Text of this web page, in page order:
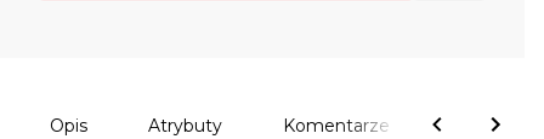
Opis Atrybuty Komentarze